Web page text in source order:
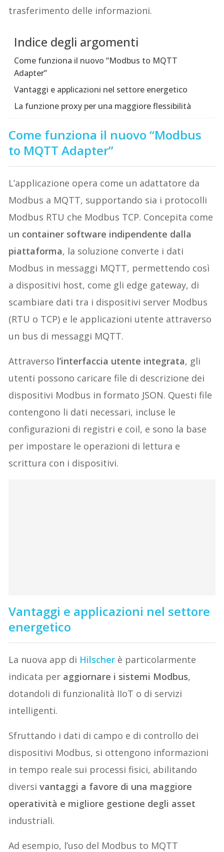
trasferimento delle informazioni.
Indice degli argomenti
Come funziona il nuovo “Modbus to MQTT
Adapter”
Vantaggi e applicazioni nel settore energetico
La funzione proxy per una maggiore flessibilità
Come funziona il nuovo “Modbus
to MQTT Adapter”
L’applicazione opera come un adattatore da
Modbus a MQTT, supportando sia i protocolli
Modbus RTU che Modbus TCP. Concepita come
un container software indipendente dalla
piattaforma, la soluzione converte i dati
Modbus in messaggi MQTT, permettendo così
a dispositivi host, come gli edge gateway, di
scambiare dati tra i dispositivi server Modbus
(RTU o TCP) e le applicazioni utente attraverso
un bus di messaggi MQTT.
Attraverso l’interfaccia utente integrata, gli
utenti possono caricare file di descrizione dei
dispositivi Modbus in formato JSON. Questi file
contengono li dati necessari, incluse le
configurazioni di registri e coil, e sono la base
per impostare le operazioni di lettura e
scrittura con i dispositivi.
Vantaggi e applicazioni nel settore
energetico
La nuova app di Hilscher è particolarmente
indicata per aggiornare i sistemi Modbus,
dotandoli di funzionalità IIoT o di servizi
intelligenti.
Sfruttando i dati di campo e di controllo dei
dispositivi Modbus, si ottengono informazioni
in tempo reale sui processi fisici, abilitando
diversivantaggi a favore di una maggiore
operatività e migliore gestione degli asset
industriali.
Ad esempio, l’uso del Modbus to MQTT